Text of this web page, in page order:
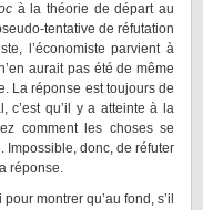
à la théorie de départ au
tentative de réfutation
l’économiste parvient à
aurait pas été de même
La réponse est toujours de
c’est qu’il y a atteinte à la
comment les choses se
donc, de réfuter
réponse.
montrer qu’au fond, s’il